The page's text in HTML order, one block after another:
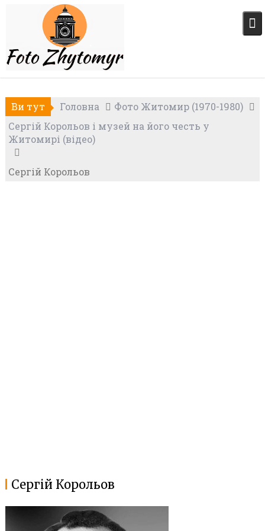
Ви тут Головна
Фото Житомир (1970-1980)
Сергій Корольов і музей на його честь у
Житомирі (відео)
Сергій Корольов
Сергій Корольов